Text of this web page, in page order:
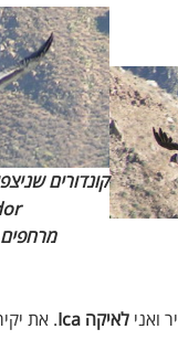
ואני לאיקה Ica
. את